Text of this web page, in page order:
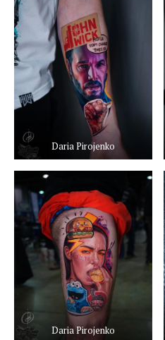
Daria Pirojenko
Daria Pirojenko